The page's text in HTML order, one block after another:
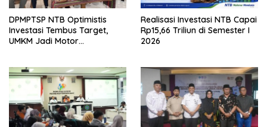
DPMPTSP NTB Optimistis
Investasi Tembus Target,
UMKM Jadi Motor
Realisasi Investasi NTB Capai
Rp15,66 Triliun di Semester I
2026